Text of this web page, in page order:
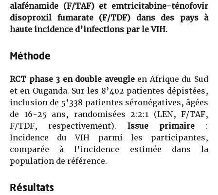
alafénamide (F/TAF) et emtricitabine-ténofovir
disoproxil fumarate (F/TDF) dans des pays à
haute incidence d’infections par le VIH.
Méthode
RCT phase 3 en double aveugleen Afrique du Sud
et en Ouganda. Sur les 8’402 patientes dépistées,
inclusion de 5’338 patientes séronégatives, âgées
de 16-25 ans, randomisées 2:2:1 (LEN, F/TAF,
F/TDF, respectivement). Issue primaire:
Incidence du VIH parmi les participantes,
comparée à l’incidence estimée dans la
population de référence.
Résultats